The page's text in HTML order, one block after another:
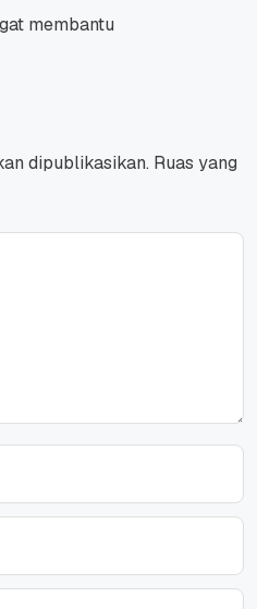
membantu
dipublikasikan. Ruas yang